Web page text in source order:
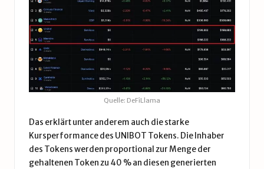
Quelle: DeFiLlama
Das erklärt unter anderem auch die starke
Kursperformance des UNIBOT Tokens. Die Inhaber
des Tokens werden proportional zur Menge der
gehaltenen Token zu 40 % an diesen generierten